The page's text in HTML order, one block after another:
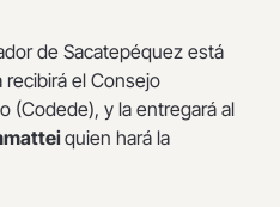
de Sacatepéquez está
recibirá el Consejo
(Codede), y la entregará al
quien hará la